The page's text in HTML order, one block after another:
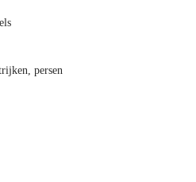
persen